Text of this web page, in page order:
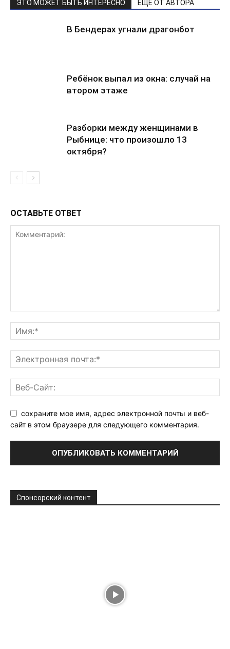
ЭТО МОЖЕТ БЫТЬ ИНТЕРЕСНО ЕЩЕ ОТ АВТОРА
В Бендерах угнали драгонбот
Ребёнок выпал из окна: случай на
втором этаже
Разборки между женщинами в
Рыбнице: что произошло 13
октября?
ОСТАВЬТЕ ОТВЕТ
сохраните мое имя, адрес электронной почты и веб-
сайт в этом браузере для следующего комментария.
Спонсорский контент